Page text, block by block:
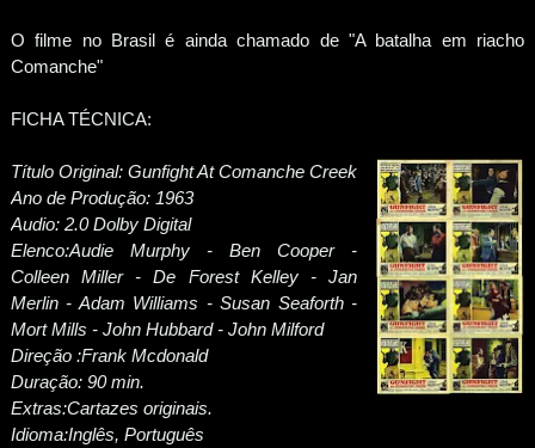
O filme no Brasil é ainda chamado de "A batalha em riacho
Comanche"
FICHA TÉCNICA:
Título Original: Gunfight At Comanche Creek
Ano de Produção: 1963
Audio: 2.0 Dolby Digital
Elenco:Audie Murphy - Ben Cooper -
Colleen Miller - De Forest Kelley - Jan
Merlin - Adam Williams - Susan Seaforth -
Mort Mills - John Hubbard - John Milford
Direção :Frank Mcdonald
Duração: 90 min.
Extras:Cartazes originais.
Idioma:Inglês, Português